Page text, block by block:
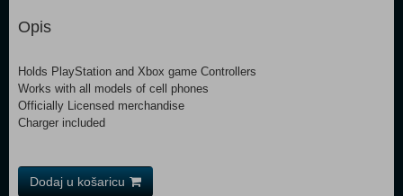
Opis
Holds PlayStation and Xbox game Controllers
Works with all models of cell phones
Officially Licensed merchandise
Charger included
Dodaj u košaricu